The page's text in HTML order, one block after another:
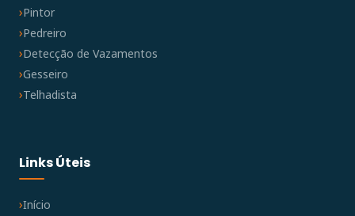
Pintor
Pedreiro
Detecção de Vazamentos
Gesseiro
Telhadista
Links Úteis
Início